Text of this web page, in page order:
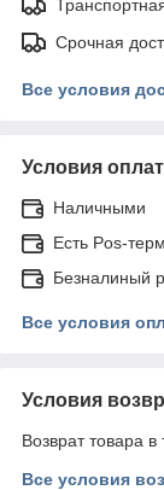
Срочная
Все условия
Условия
Наличными
Есть Pos-
Безналиный
Все условия
Условия
Возврат товара
Все условия